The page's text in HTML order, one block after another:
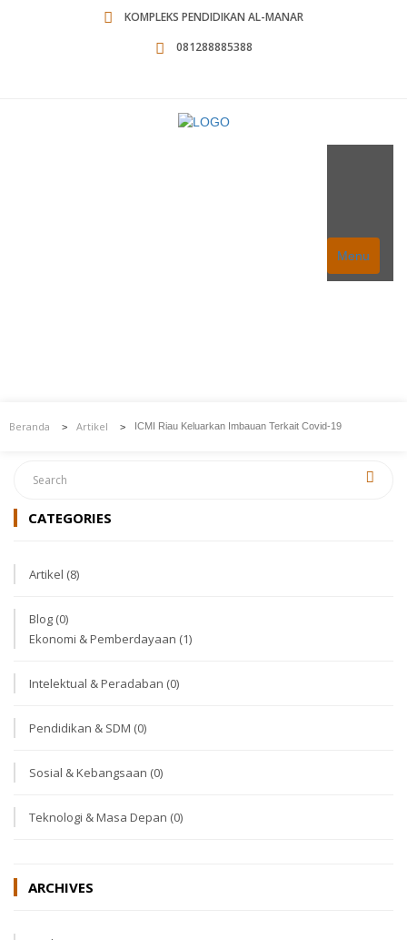
KOMPLEKS PENDIDIKAN AL-MANAR
081288885388
Menu
Beranda > Artikel > ICMI Riau Keluarkan Imbauan Terkait Covid-19
CATEGORIES
Artikel (8)
Blog (0)
Ekonomi & Pemberdayaan (1)
Intelektual & Peradaban (0)
Pendidikan & SDM (0)
Sosial & Kebangsaan (0)
Teknologi & Masa Depan (0)
ARCHIVES